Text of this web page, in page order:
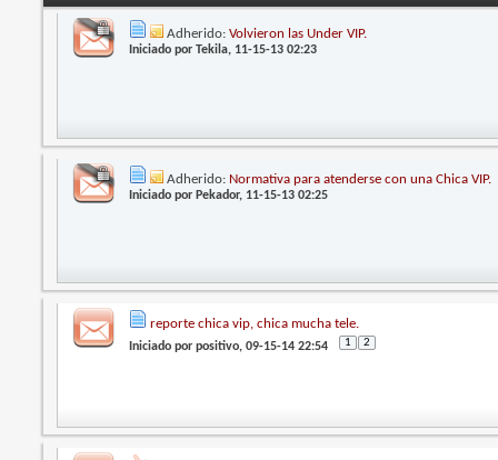
Adherido:Volvieron las Under VIP.
Iniciado porTekila, 11-15-13 02:23
Adherido: Normativa para atenderse con una Chica VIP.
Iniciado por Pekador, 11-15-13 02:25
reporte chica vip, chica mucha tele.
Iniciado porpositivo, 09-15-14 22:54 1 2